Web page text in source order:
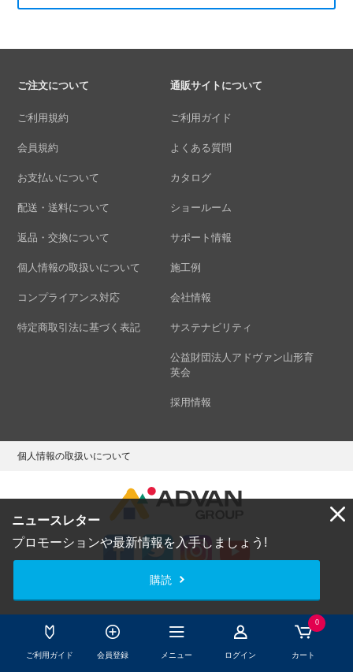
ご利用ガイド 会員登録 メニュー ログイン
0
カート
ニュースレター
プロモーションや最新情報を入手しましょう!
購読
ご注文について
ご利用規約
会員規約
お支払いについて
配送・送料について
返品・交換について
個人情報の取扱いについて
コンプライアンス対応
特定商取引法に基づく表記
通販サイトについて
ご利用ガイド
よくある質問
カタログ
ショールーム
サポート情報
施工例
会社情報
サステナビリティ
公益財団法人アドヴァン山形育
英会
採用情報
個人情報の取扱いについて